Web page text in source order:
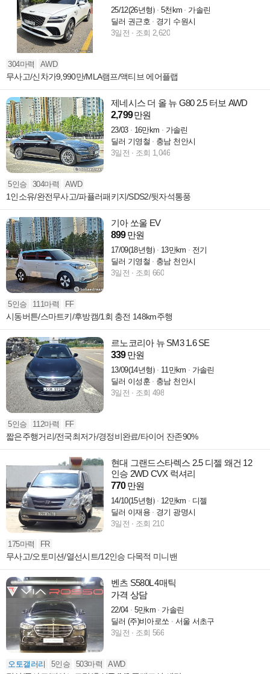
25/12(26년형) 5천km
가솔린
딜러 권근호
경기 수원시
3일전
조회 2,620
304마력 AWD
무사고/신차가9,990만/MLA램프/액티브 에어플랩
제네시스 더 올 뉴 G80 2.5 터보 AWD
2,799만원
23/03 16만km
가솔린
딜러 기영철
충남 천안시
3일전
조회 1,046
5인승 304마력 AWD
1인소유/완전무사고/파퓰러패키지/SDS2/뒷자석통풍
기아 쏘울 EV
899만원
17/09(18년형) 13만km
전기
딜러 기영철
충남 천안시
3일전
조회 660
5인승 111마력 FF
시동버튼/스마트키/후방캠/1회 충전 148km주행
르노코리아 뉴 SM3 1.6 SE
339만원
13/09(14년형) 11만km
가솔린
딜러 이성훈
충남 천안시
3일전
조회 498
5인승 112마력 FF
짧은주행거리/전국최저가/경정비완료/타이어 잔존90%
현대 그랜드스타렉스 2.5 디젤 왜건 12
인승 2WD CVX 럭셔리
770만원
14/10(15년형) 12만km
디젤
딜러 이재용
경기 광명시
3일전
조회 210
175마력 FR
무사고/오토미션/열선시트/12인승 다목적 미니밴
벤츠 S580L 4매틱
가격 상담
22/04 5만km
가솔린
딜러 (주)비아로쏘
서울 서초구
3일전
조회 566
오토갤러리 5인승 503마력 AWD